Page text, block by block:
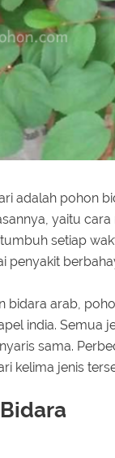
adalah pohon
yaitu
setiap
penyakit
bidara arab,
india. Semua
sama.
kelima jenis